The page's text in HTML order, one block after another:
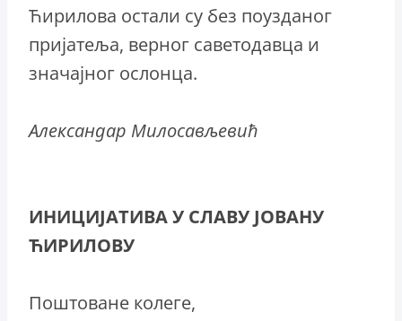
Ћирилова остали су без поузданог
пријатеља, верног саветодавца и
значајног ослонца.
Александар Милосављевић
ИНИЦИЈАТИВА У СЛАВУ ЈОВАНУ
ЋИРИЛОВУ
Поштоване колеге,